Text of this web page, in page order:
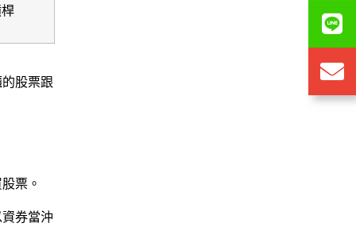
股票跟
票。
券當沖